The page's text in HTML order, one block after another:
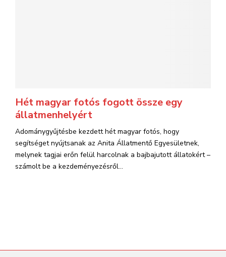
Hét magyar fotós fogott össze egy
állatmenhelyért
Adománygyűjtésbe kezdett hét magyar fotós, hogy
segítséget nyújtsanak az Anita Állatmentő Egyesületnek,
melynek tagjai erőn felül harcolnak a bajbajutott állatokért –
számolt be a kezdeményezésről...